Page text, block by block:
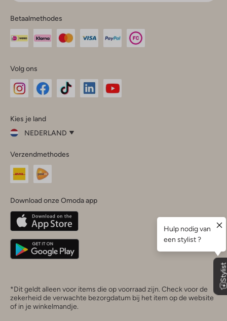
Betaalmethodes
Volg ons
InstagramFacebook
Kies je land
NEDERLAND
je
land
Nederland
Belgique(Français)
Deutschland
Verzendmethodes
Download onze Omoda app
*Dit geldt alleen voor items die op voorraad zijn. Check voor de
zekerheid de verwachte bezorgdatum bij het item op de website
of in je winkelmandje.